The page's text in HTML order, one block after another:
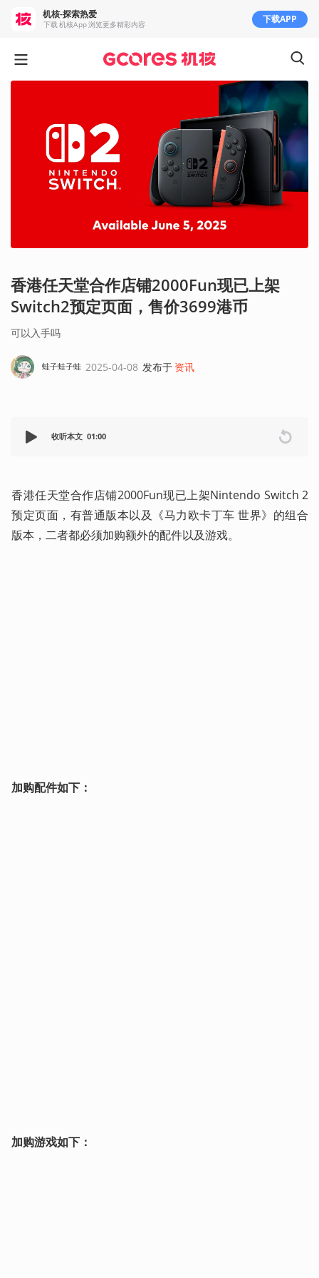
香港任天堂合作店铺2000Fun现已上架
Switch2预定页面，售价3699港币
可以入手吗
蛙子蛙子蛙 2025-04-08 发布于 资讯
收听本文 01:00
香港任天堂合作店铺2000Fun现已上架Nintendo Switch 2
预定页面，有普通版本以及《马力欧卡丁车 世界》的组合
版本，二者都必须加购额外的配件以及游戏。
加购配件如下：
加购游戏如下：
机核-探索热爱
下载 机核App 浏览更多精彩内容 下载APP